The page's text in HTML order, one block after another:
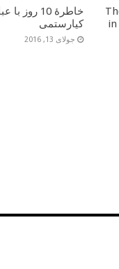
in
خاطرۀ 10 روز
کیارستمی
جولای 13, 2016